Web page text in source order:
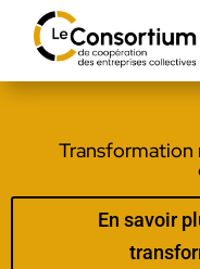
Transformation
En savoir